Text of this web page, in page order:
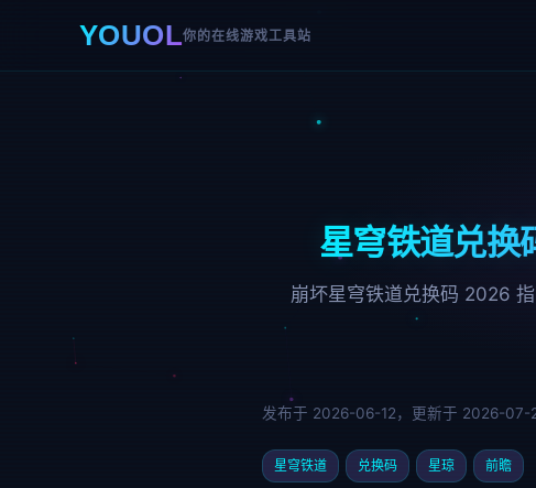
YOUOL你的在线游戏工具站
星穹铁道兑换
崩坏星穹铁道兑换码 2026
发布于 2026-06-12，更新于 2026-07-
星穹铁道 兑换码 星琼 前瞻